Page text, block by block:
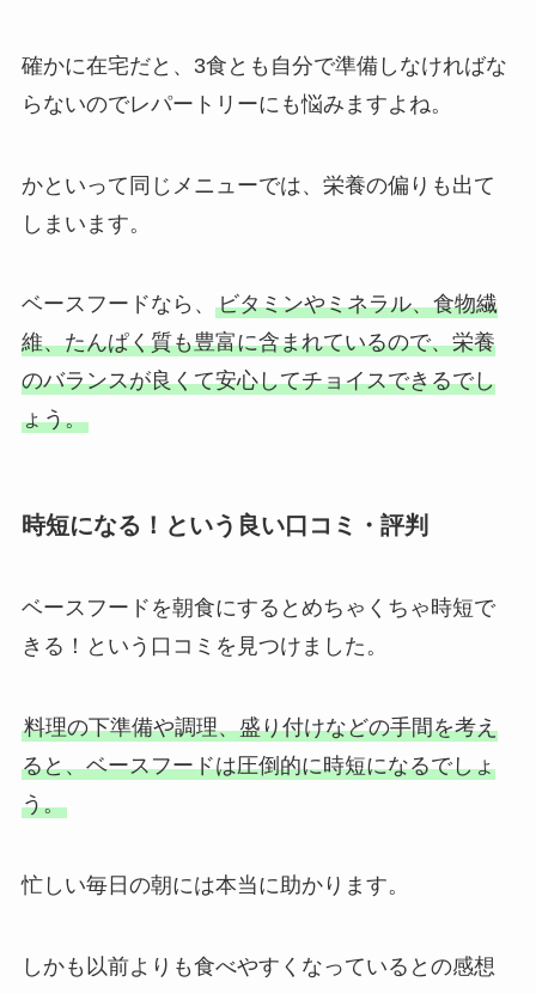
確かに在宅だと、3食とも自分で準備しなければな
らないのでレパートリーにも悩みますよね。
かといって同じメニューでは、栄養の偏りも出て
しまいます。
ベースフードなら、 ビタミンやミネラル、食物繊
維、たんぱく質も豊富に含まれているので、栄養
のバランスが良くて安心してチョイスできるでし
ょう。
時短になる！という良い口コミ・評判
ベースフードを朝食にするとめちゃくちゃ時短で
きる！という口コミを見つけました。
料理の下準備や調理、盛り付けなどの手間を考え
ると、ベースフードは圧倒的に時短になるでしょ
う。
忙しい毎日の朝には本当に助かります。
しかも以前よりも食べやすくなっているとの感想